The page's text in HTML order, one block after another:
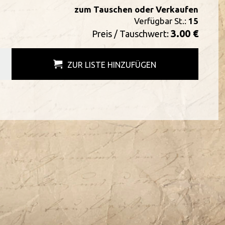
zum Tauschen oder Verkaufen
Verfügbar St.: 15
Preis / Tauschwert: 3.00 €
ZUR LISTE HINZUFÜGEN